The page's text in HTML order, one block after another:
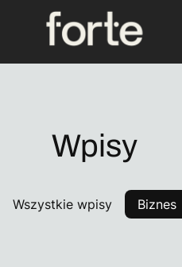
Wpisy
Wszystkie wpisy Biznes